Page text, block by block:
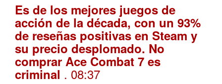
Es de los mejores juegos de
acción de la década, con un 93%
de reseñas positivas en Steam y
su precio desplomado. No
comprar Ace Combat 7 es
criminal . 08:37